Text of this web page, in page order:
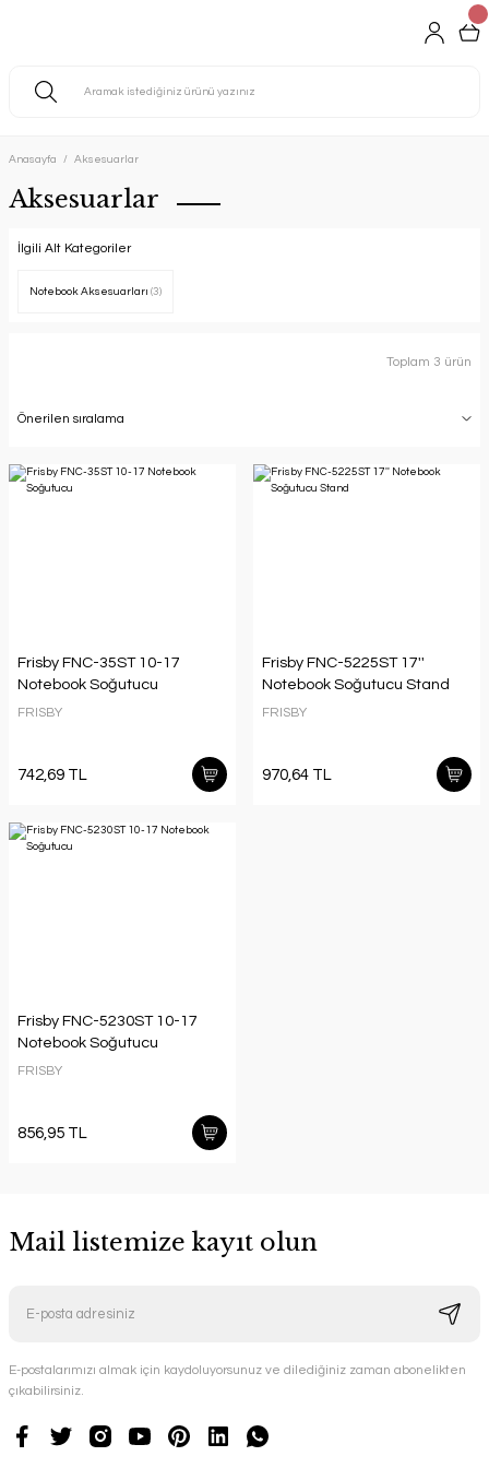
Anasayfa Aksesuarlar
Aksesuarlar
İlgili Alt Kategoriler
Notebook Aksesuarları (3)
Toplam 3 ürün
Frisby FNC-35ST 10-17
Notebook Soğutucu
FRISBY
742,69 TL
Frisby FNC-5225ST 17''
Notebook Soğutucu Stand
FRISBY
970,64 TL
Frisby FNC-5230ST 10-17
Notebook Soğutucu
FRISBY
856,95 TL
Mail listemize kayıt olun
E-postalarımızı almak için kaydoluyorsunuz ve dilediğiniz zaman abonelikten
çıkabilirsiniz.